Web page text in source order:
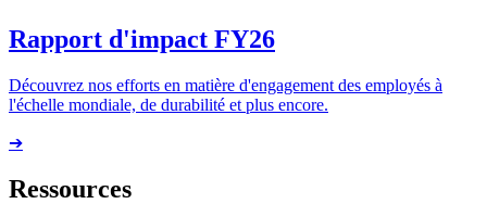
Rapport d'impact FY26
Découvrez nos efforts en matière d'engagement des employés à
l'échelle mondiale, de durabilité et plus encore.
➔
Ressources